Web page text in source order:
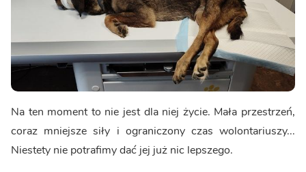
Na ten moment to nie jest dla niej życie. Mała przestrzeń,
coraz mniejsze siły i ograniczony czas wolontariuszy...
Niestety nie potrafimy dać jej już nic lepszego.